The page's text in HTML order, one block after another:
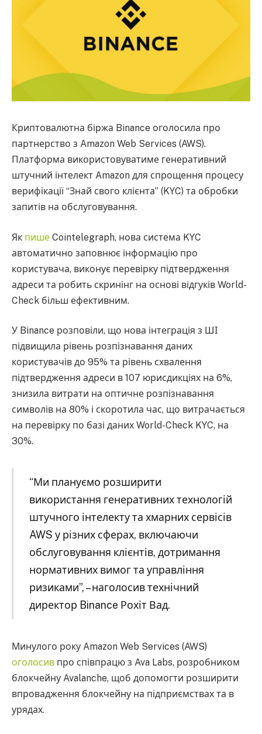
Криптовалютна біржа Binance оголосила про
партнерство з Amazon Web Services (AWS).
Платформа використовуватиме генеративний
штучний інтелект Amazon для спрощення процесу
верифікації “Знай свого клієнта” (KYC) та обробки
запитів на обслуговування.
Як пише Cointelegraph, нова система KYC
автоматично заповнює інформацію про
користувача, виконує перевірку підтвердження
адреси та робить скринінг на основі відгуків World-
Check більш ефективним.
У Binance розповіли, що нова інтеграція з ШІ
підвищила рівень розпізнавання даних
користувачів до 95% та рівень схвалення
підтвердження адреси в 107 юрисдикціях на 6%,
знизила витрати на оптичне розпізнавання
символів на 80% і скоротила час, що витрачається
на перевірку по базі даних World-Check KYC, на
30%.
“Ми плануємо розширити
використання генеративних технологій
штучного інтелекту та хмарних сервісів
AWS у різних сферах, включаючи
обслуговування клієнтів, дотримання
нормативних вимог та управління
ризиками”, – наголосив технічний
директор Binance Рохіт Вад.
Минулого року Amazon Web Services (AWS)
оголосив про співпрацю з Ava Labs, розробником
блокчейну Avalanche, щоб допомогти розширити
впровадження блокчейну на підприємствах та в
урядах.